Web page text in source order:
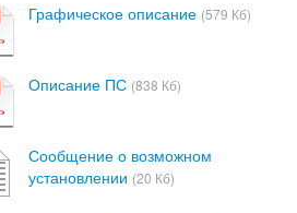
Графическое описание (579 Кб)
Описание ПС (838 Кб)
Сообщение о возможном
установлении (20 Кб)